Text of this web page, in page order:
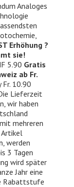
Analoges
Erhöhung ?
sie!
5.90 Gratis
ab Fr.
10.90
Lieferzeit
wir haben
mehreren
Artikel
werden
3 Tagen
wird später
Jahr eine
Rabattstufe